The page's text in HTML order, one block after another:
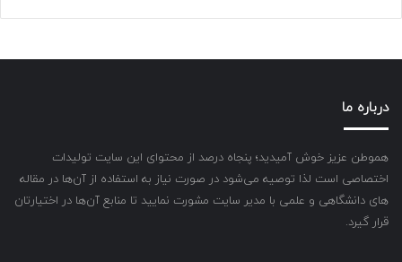
درباره ما
هموطن عزیز خوش آمیدید؛ پنجاه درصد از محتوای این سایت تولیدات
اختصاصی است لذا توصیه می‌شود در صورت نیاز به استفاده از آن‌ها در مقاله
های دانشگاهی و علمی با مدیر سایت مشورت نمایید تا منابع آن‌ها در اختیارتان
قرار گیرد.